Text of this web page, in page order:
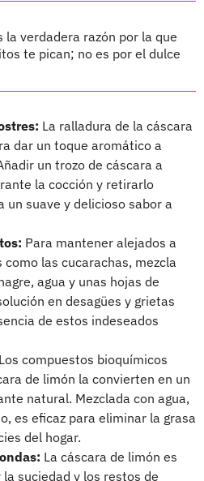
la verdadera razón por la que
te pican; no es por el dulce
La ralladura de la cáscara
dar un toque aromático a
un trozo de cáscara a
la cocción y retirarlo
un suave y delicioso sabor a
Para mantener alejados a
como las cucarachas, mezcla
agua y unas hojas de
en desagües y grietas
de estos indeseados
Los compuestos bioquímicos
de limón la convierten en un
natural. Mezclada con agua,
es eficaz para eliminar la grasa
del hogar.
La cáscara de limón es
suciedad y los restos de